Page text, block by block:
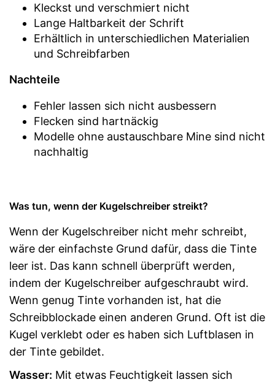
Kleckst und verschmiert nicht
Lange Haltbarkeit der Schrift
Erhältlich in unterschiedlichen Materialien
und Schreibfarben
Nachteile
Fehler lassen sich nicht ausbessern
Flecken sind hartnäckig
Modelle ohne austauschbare Mine sind nicht
nachhaltig
Was tun, wenn der Kugelschreiber streikt?
Wenn der Kugelschreiber nicht mehr schreibt,
wäre der einfachste Grund dafür, dass die Tinte
leer ist. Das kann schnell überprüft werden,
indem der Kugelschreiber aufgeschraubt wird.
Wenn genug Tinte vorhanden ist, hat die
Schreibblockade einen anderen Grund. Oft ist die
Kugel verklebt oder es haben sich Luftblasen in
der Tinte gebildet.
Wasser: Mit etwas Feuchtigkeit lassen sich